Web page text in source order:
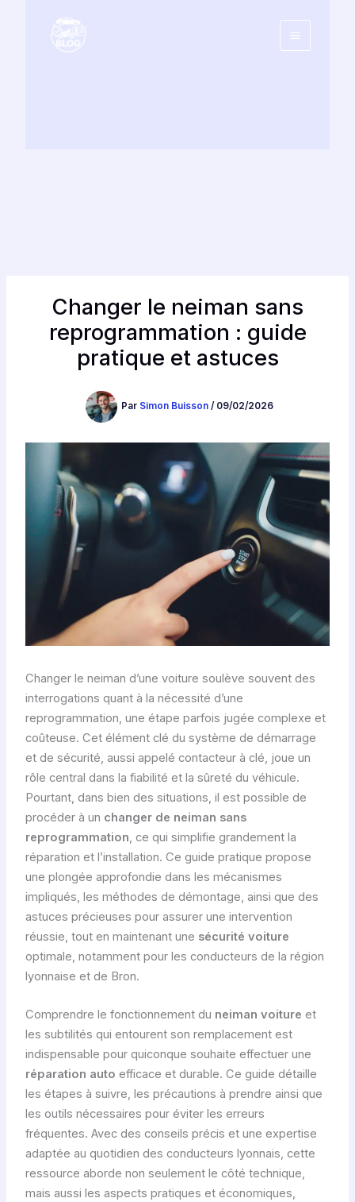
Changer le neiman sans
reprogrammation : guide
pratique et astuces
Par Simon Buisson / 09/02/2026
Changer le neiman d’une voiture soulève souvent des
interrogations quant à la nécessité d’une
reprogrammation, une étape parfois jugée complexe et
coûteuse. Cet élément clé du système de démarrage
et de sécurité, aussi appelé contacteur à clé, joue un
rôle central dans la fiabilité et la sûreté du véhicule.
Pourtant, dans bien des situations, il est possible de
procéder à un changer de neiman sans
reprogrammation, ce qui simplifie grandement la
réparation et l’installation. Ce guide pratique propose
une plongée approfondie dans les mécanismes
impliqués, les méthodes de démontage, ainsi que des
astuces précieuses pour assurer une intervention
réussie, tout en maintenant une sécurité voiture
optimale, notamment pour les conducteurs de la région
lyonnaise et de Bron.
Comprendre le fonctionnement du neiman voiture et
les subtilités qui entourent son remplacement est
indispensable pour quiconque souhaite effectuer une
réparation auto efficace et durable. Ce guide détaille
les étapes à suivre, les précautions à prendre ainsi que
les outils nécessaires pour éviter les erreurs
fréquentes. Avec des conseils précis et une expertise
adaptée au quotidien des conducteurs lyonnais, cette
ressource aborde non seulement le côté technique,
mais aussi les aspects pratiques et économiques,